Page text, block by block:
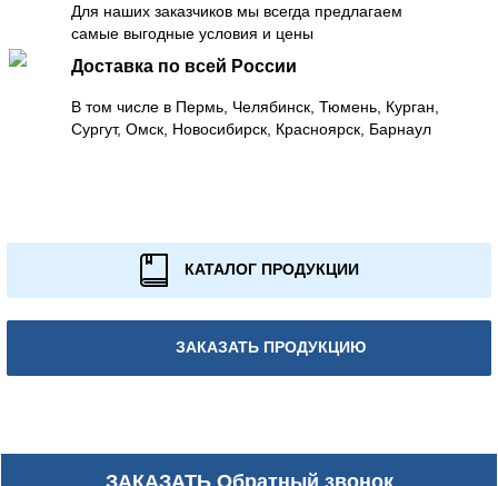
Для наших заказчиков мы всегда предлагаем
самые выгодные условия и цены
Доставка по всей России
В том числе в Пермь, Челябинск, Тюмень, Курган,
Сургут, Омск, Новосибирск, Красноярск, Барнаул
КАТАЛОГ ПРОДУКЦИИ
ЗАКАЗАТЬ ПРОДУКЦИЮ
ЗАКАЗАТЬОбратный звонок